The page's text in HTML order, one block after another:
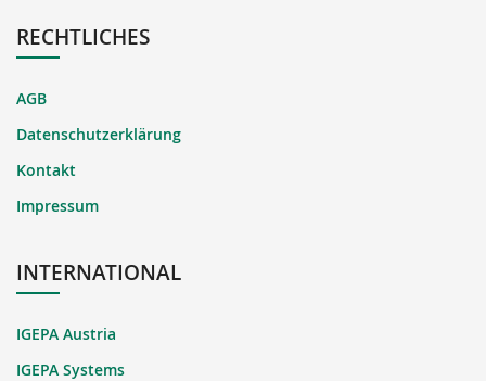
RECHTLICHES
AGB
Datenschutzerklärung
Kontakt
Impressum
INTERNATIONAL
IGEPA Austria
IGEPA Systems